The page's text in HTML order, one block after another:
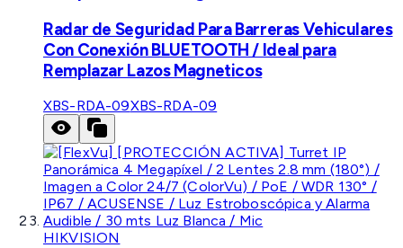
Radar de Seguridad Para Barreras Vehiculares
Con Conexión BLUETOOTH / Ideal para
Remplazar Lazos Magneticos
XBS-RDA-09XBS-RDA-09
HIKVISION